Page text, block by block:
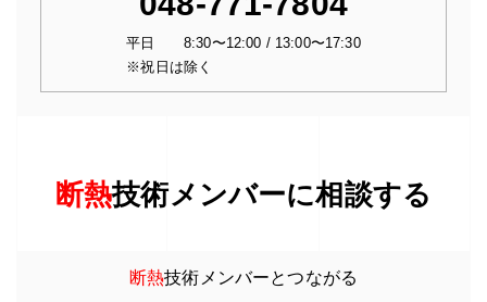
平日 8:30〜12:00 / 13:00〜17:30
※祝日は除く
断熱技術メンバーに相談する
断熱技術メンバーとつながる